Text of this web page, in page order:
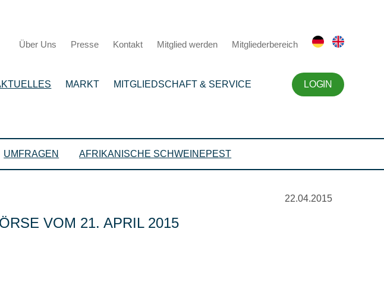
Über Uns Presse Kontakt Mitglied werden Mitgliederbereich
MARKT MITGLIEDSCHAFT & SERVICE LOGIN
UMFRAGEN AFRIKANISCHE SCHWEINEPEST
22.04.2015
VOM 21. APRIL 2015